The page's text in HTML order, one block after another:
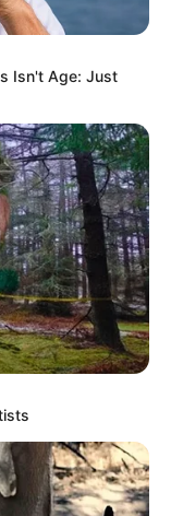
IST
Isn't Age: Just